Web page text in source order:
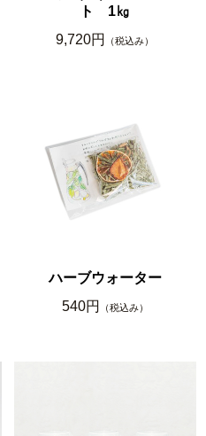
ト 1㎏
9,720円
（税込み）
ハーブウォーター
540円
（税込み）